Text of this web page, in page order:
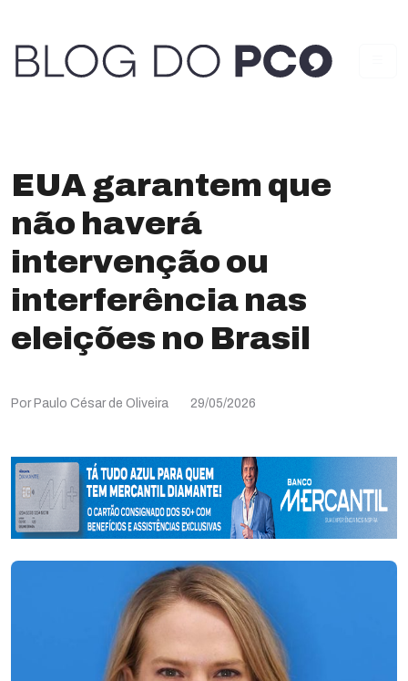
EUA garantem que
não haverá
intervenção ou
interferência nas
eleições no Brasil
Por Paulo César de Oliveira 29/05/2026